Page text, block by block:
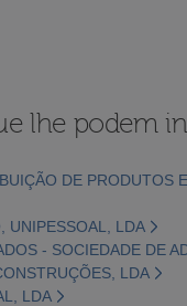
lhe podem
DE PRODUTOS
UNIPESSOAL, LDA
- SOCIEDADE DE
LDA
LDA